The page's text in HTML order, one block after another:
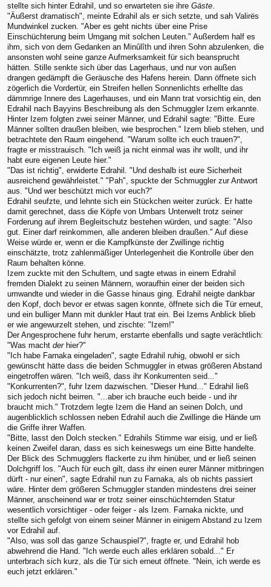
stellte sich hinter Edrahil, und so erwarteten sie ihre Gäste.
"Äußerst dramatisch", meinte Edrahil als er sich setzte, und sah Valirës
Mundwinkel zucken. "Aber es geht nichts über eine Prise
Einschüchterung beim Umgang mit solchen Leuten." Außerdem half es
ihm, sich von dem Gedanken an Minûlîth und ihren Sohn abzulenken, die
ansonsten wohl seine ganze Aufmerksamkeit für sich beansprucht
hätten. Stille senkte sich über das Lagerhaus, und nur von außen
drangen gedämpft die Geräusche des Hafens herein. Dann öffnete sich
zögerlich die Vordertür, ein Streifen hellen Sonnenlichts erhellte das
dämmrige Innere des Lagerhauses, und ein Mann trat vorsichtig ein, den
Edrahil nach Bayyins Beschreibung als den Schmuggler Izem erkannte.
Hinter Izem folgten zwei seiner Männer, und Edrahil sagte: "Bitte. Eure
Männer sollten draußen bleiben, wie besprochen." Izem blieb stehen, und
betrachtete den Raum eingehend. "Warum sollte ich euch trauen?",
fragte er misstrauisch. "Ich weiß ja nicht einmal was ihr wollt, und ihr
habt eure eigenen Leute hier."
"Das ist richtig", erwiderte Edrahil. "Und deshalb ist eure Sicherheit
ausreichend gewährleistet." "Pah", spuckte der Schmuggler zur Antwort
aus. "Und wer beschützt mich vor euch?"
Edrahil seufzte, und lehnte sich ein Stückchen weiter zurück. Er hatte
damit gerechnet, dass die Köpfe von Umbars Unterwelt trotz seiner
Forderung auf ihrem Begleitschutz bestehen würden, und sagte: "Also
gut. Einer darf reinkommen, alle anderen bleiben draußen." Auf diese
Weise würde er, wenn er die Kampfkünste der Zwillinge richtig
einschätzte, trotz zahlenmäßiger Unterlegenheit die Kontrolle über den
Raum behalten könne.
Izem zuckte mit den Schultern, und sagte etwas in einem Edrahil
fremden Dialekt zu seinen Männern, woraufhin einer der beiden sich
umwandte und wieder in die Gasse hinaus ging. Edrahil neigte dankbar
den Kopf, doch bevor er etwas sagen konnte, öffnete sich die Tür erneut,
und ein bulliger Mann mit dunkler Haut trat ein. Bei Izems Anblick blieb
er wie angewurzelt stehen, und zischte: "Izem!"
Der Angesprochene fuhr herum, erstarrte ebenfalls und sagte verächtlich:
"Was macht derhier?"
"Ich habe Farnaka eingeladen", sagte Edrahil ruhig, obwohl er sich
gewünscht hätte dass die beiden Schmuggler in etwas größeren Abstand
eingetroffen wären. "Ich weiß, dass ihr Konkurrenten seid..."
"Konkurrenten?", fuhr Izem dazwischen. "Dieser Hund..." Edrahil ließ
sich jedoch nicht beirren. "...aber ich brauche euch beide - und ihr
braucht mich." Trotzdem legte Izem die Hand an seinen Dolch, und
augenblicklich schlossen neben Edrahil auch die Zwillinge die Hände um
die Griffe ihrer Waffen.
"Bitte, lasst den Dolch stecken." Edrahils Stimme war eisig, und er ließ
keinen Zweifel daran, dass es sich keineswegs um eine Bitte handelte.
Der Blick des Schmugglers flackerte zu ihm hinüber, und er ließ seinen
Dolchgriff los. "Auch für euch gilt, dass ihr einen eurer Männer mitbringen
dürft - nur einen", sagte Edrahil nun zu Farnaka, als ob nichts passiert
wäre. Hinter dem größeren Schmuggler standen mindestens drei seiner
Männer, anscheinend war er trotz seiner einschüchternden Statur
wesentlich vorsichtiger - oder feiger - als Izem. Farnaka nickte, und
stellte sich gefolgt von einem seiner Männer in einigem Abstand zu Izem
vor Edrahil auf.
"Also, was soll das ganze Schauspiel?", fragte er, und Edrahil hob
abwehrend die Hand. "Ich werde euch alles erklären sobald..." Er
unterbrach sich kurz, als die Tür sich erneut öffnete. "Nein, ich werde es
euch jetzt erklären."